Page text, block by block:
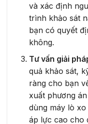
và xác định
trình khảo sát
bạn có quyết
không.
Tư vấn giải
quả khảo sát,
ràng cho bạn
xuất phương
dùng máy lò
áp lực cao cho